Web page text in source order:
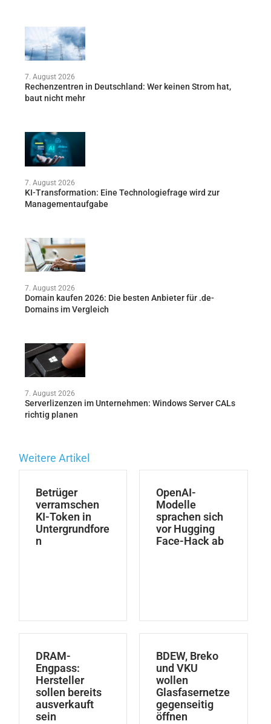
7. August 2026
Rechenzentren in Deutschland: Wer keinen Strom hat,
baut nicht mehr
7. August 2026
KI-Transformation: Eine Technologiefrage wird zur
Managementaufgabe
7. August 2026
Domain kaufen 2026: Die besten Anbieter für .de-
Domains im Vergleich
7. August 2026
Serverlizenzen im Unternehmen: Windows Server CALs
richtig planen
Weitere Artikel
Betrüger
verramschen
KI-Token in
Untergrundfore
n
OpenAI-
Modelle
sprachen sich
vor Hugging
Face-Hack ab
DRAM-
Engpass:
Hersteller
sollen bereits
ausverkauft
sein
BDEW, Breko
und VKU
wollen
Glasfasernetze
gegenseitig
öffnen